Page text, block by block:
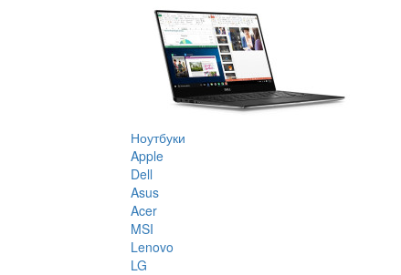
Ноутбуки
Apple
Dell
Asus
Acer
MSI
Lenovo
LG